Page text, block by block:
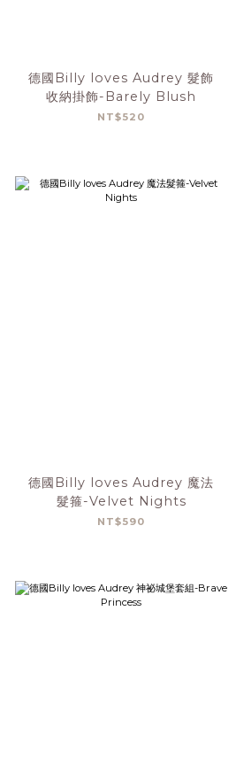
德國Billy loves Audrey 髮飾
收納掛飾-Barely Blush
NT$520
德國Billy loves Audrey 魔法
髮箍-Velvet Nights
NT$590